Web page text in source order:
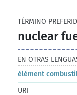
TÉRMINO
nuclear
EN OTRAS
élément
URI